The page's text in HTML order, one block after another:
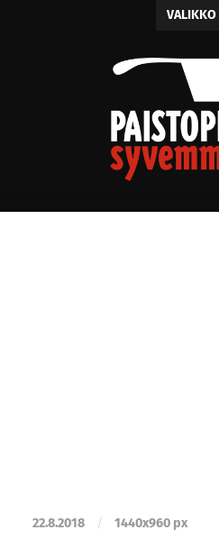
VALIKKO
22.8.2018 / 1440x960 px